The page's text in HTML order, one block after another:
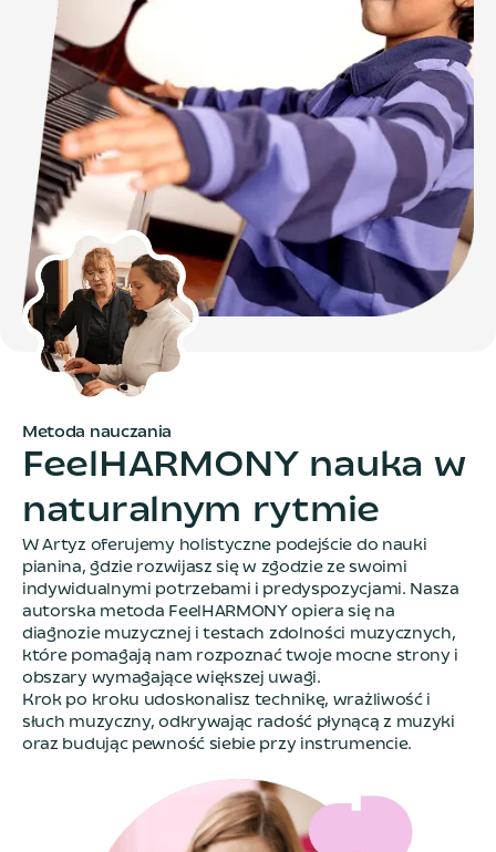
Metoda nauczania
FeelHARMONY nauka w
naturalnym rytmie
W Artyz oferujemy holistyczne podejście do nauki
pianina, gdzie rozwijasz się w zgodzie ze swoimi
indywidualnymi potrzebami i predyspozycjami. Nasza
autorska metoda FeelHARMONY opiera się na
diagnozie muzycznej i testach zdolności muzycznych,
które pomagają nam rozpoznać twoje mocne strony i
obszary wymagające większej uwagi.
Krok po kroku udoskonalisz technikę, wrażliwość i
słuch muzyczny, odkrywając radość płynącą z muzyki
oraz budując pewność siebie przy instrumencie.